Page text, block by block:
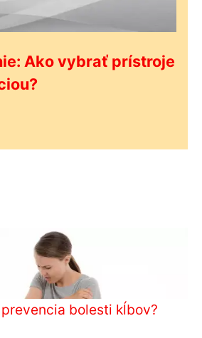
Ako vybrať prístroje
bolesti kĺbov?